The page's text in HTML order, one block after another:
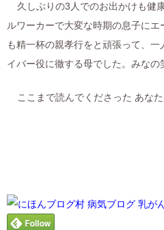
久しぶりの3人でのお出かけも健
ルワーカーで大変な時期の息子に
も精一杯の親孝行をと頑張って、
イバー役に徹する母でした。みな
ここまで読んでくださった あな